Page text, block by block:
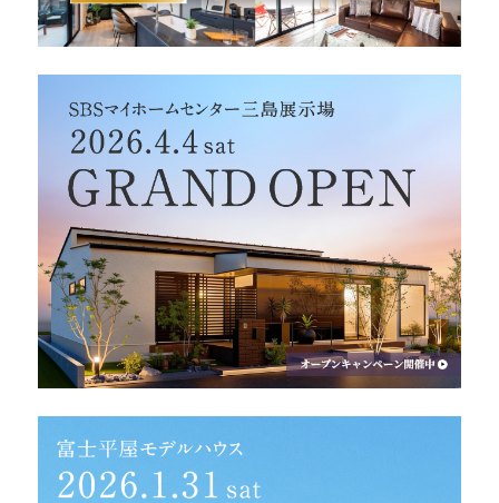
OWNER’S SITE オーナーズサイト
nattokuグループコーポレートサイト
nattoku住宅 10のこだわり
家具まで標準仕様の空間コーディネート